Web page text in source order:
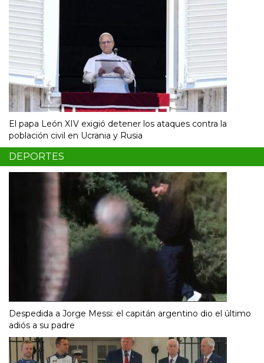
El papa León XIV exigió detener los ataques contra la
población civil en Ucrania y Rusia
DEPORTES
Despedida a Jorge Messi: el capitán argentino dio el último
adiós a su padre